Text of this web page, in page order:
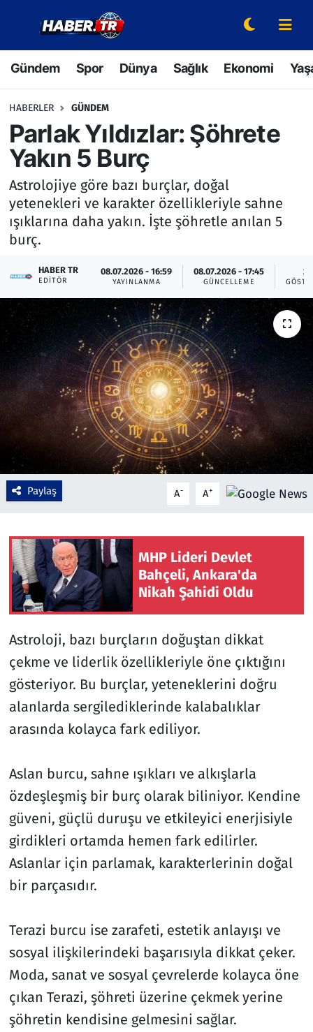
Gündem Spor Dünya Sağlık Ekonomi
HABERLER GÜNDEM
Parlak Yıldızlar: Şöhrete
Yakın 5 Burç
Astrolojiye göre bazı burçlar, doğal
yetenekleri ve karakter özellikleriyle sahne
ışıklarına daha yakın. İşte şöhretle anılan 5
burç.
HABER TR
EDITÖR
08.07.2026 - 16:59
YAYINLANMA
08.07.2026 - 17:45
GÜNCELLEME
2
Paylaş A- A+
MHP Lideri Devlet
Bahçeli, Ankara'da
Nikah Şahidi Oldu
Astroloji, bazı burçların doğuştan dikkat
çekme ve liderlik özellikleriyle öne çıktığını
gösteriyor. Bu burçlar, yeteneklerini doğru
alanlarda sergilediklerinde kalabalıklar
arasında kolayca fark ediliyor.
Aslan burcu, sahne ışıkları ve alkışlarla
özdeşleşmiş bir burç olarak biliniyor. Kendine
güveni, güçlü duruşu ve etkileyici enerjisiyle
girdikleri ortamda hemen fark edilirler.
Aslanlar için parlamak, karakterlerinin doğal
bir parçasıdır.
Terazi burcu ise zarafeti, estetik anlayışı ve
sosyal ilişkilerindeki başarısıyla dikkat çeker.
Moda, sanat ve sosyal çevrelerde kolayca öne
çıkan Terazi, şöhreti üzerine çekmek yerine
şöhretin kendisine gelmesini sağlar.
Gündem
Spor
Dünya
Sağlık
Ekonomi
Yaşam
Hava Durumu
Bilim ve Teknoloji
Çevre & Doğa
Eğitim
Turizm
Yerel
Hava Durumu
Trafik Durumu
Süper Lig Puan Durumu ve Fikstür
Tüm Manşetler
Son Dakika Haberleri
Haber Arşivi